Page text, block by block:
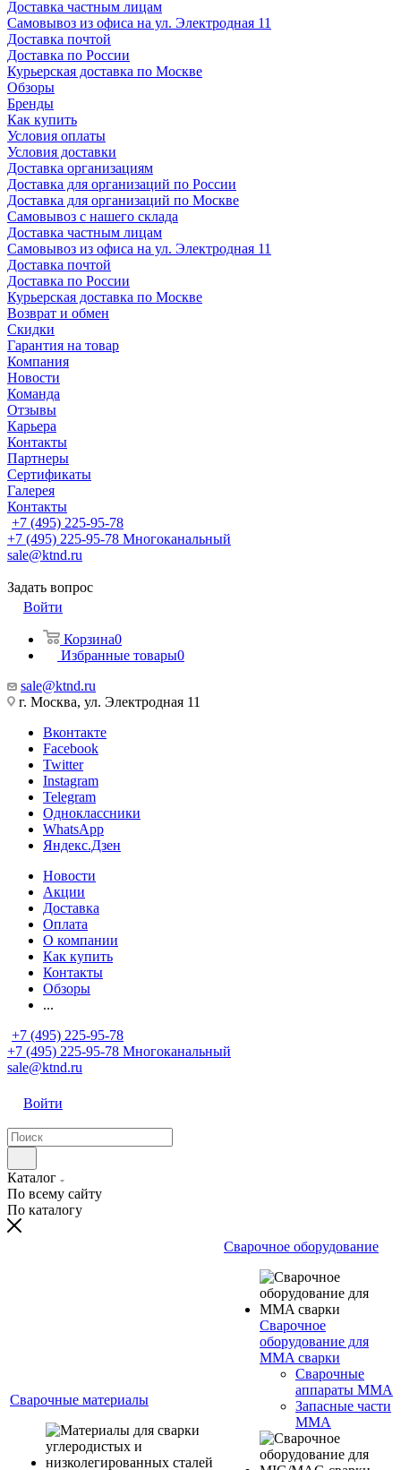
Доставка частным лицам
Самовывоз из офиса на ул. Электродная 11
Доставка почтой
Доставка по России
Курьерская доставка по Москве
Обзоры
Бренды
Как купить
Условия оплаты
Условия доставки
Доставка организациям
Доставка для организаций по России
Доставка для организаций по Москве
Самовывоз с нашего склада
Доставка частным лицам
Самовывоз из офиса на ул. Электродная 11
Доставка почтой
Доставка по России
Курьерская доставка по Москве
Возврат и обмен
Скидки
Гарантия на товар
Компания
Новости
Команда
Отзывы
Карьера
Контакты
Партнеры
Сертификаты
Галерея
Контакты
+7 (495) 225-95-78
+7 (495) 225-95-78 Многоканальный
sale@ktnd.ru
Задать вопрос
Войти
Корзина0
Избранные товары0
sale@ktnd.ru
г. Москва, ул. Электродная 11
Вконтакте
Facebook
Twitter
Instagram
Telegram
Одноклассники
WhatsApp
Яндекс.Дзен
Новости
Акции
Доставка
Оплата
О компании
Как купить
Контакты
Обзоры
...
+7 (495) 225-95-78
+7 (495) 225-95-78 Многоканальный
sale@ktnd.ru
Войти
Каталог
По всему сайту
По каталогу
Сварочные материалы
Сварочное оборудование
Сварочное
оборудование для
MMA сварки
Сварочные
аппараты MMA
Запасные части
MMA